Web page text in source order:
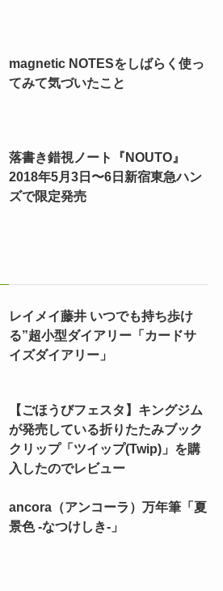
magnetic NOTESをしばらく使っ
てみて気づいたこと
落書き錯視ノート『NOUTO』
2018年5月3日〜6日新宿東急ハン
ズで限定発売
レイメイ藤井 いつでも持ち歩け
る”超小型ダイアリー「カードサ
イズダイアリー」
【ごほうびフェスタ】キングジム
が発売している折りたたみブック
クリップ「ツイップ(Twip)」を購
入したのでレビュー
ancora（アンコーラ）万年筆「夏
景色 -なつけしき-」